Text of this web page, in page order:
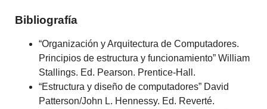
Bibliografía
“Organización y Arquitectura de Computadores.
Principios de estructura y funcionamiento” William
Stallings. Ed. Pearson. Prentice-Hall.
“Estructura y diseño de computadores” David
Patterson/John L. Hennessy. Ed. Reverté.